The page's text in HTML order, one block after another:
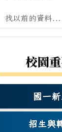
搜尋舊站內容
校園
國一
招生與